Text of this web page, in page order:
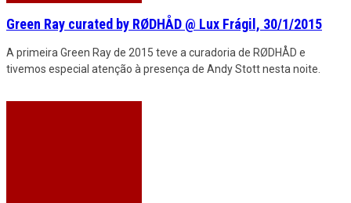
Green Ray curated by RØDHÅD @ Lux Frágil, 30/1/2015
A primeira Green Ray de 2015 teve a curadoria de RØDHÅD e
tivemos especial atenção à presença de Andy Stott nesta noite.